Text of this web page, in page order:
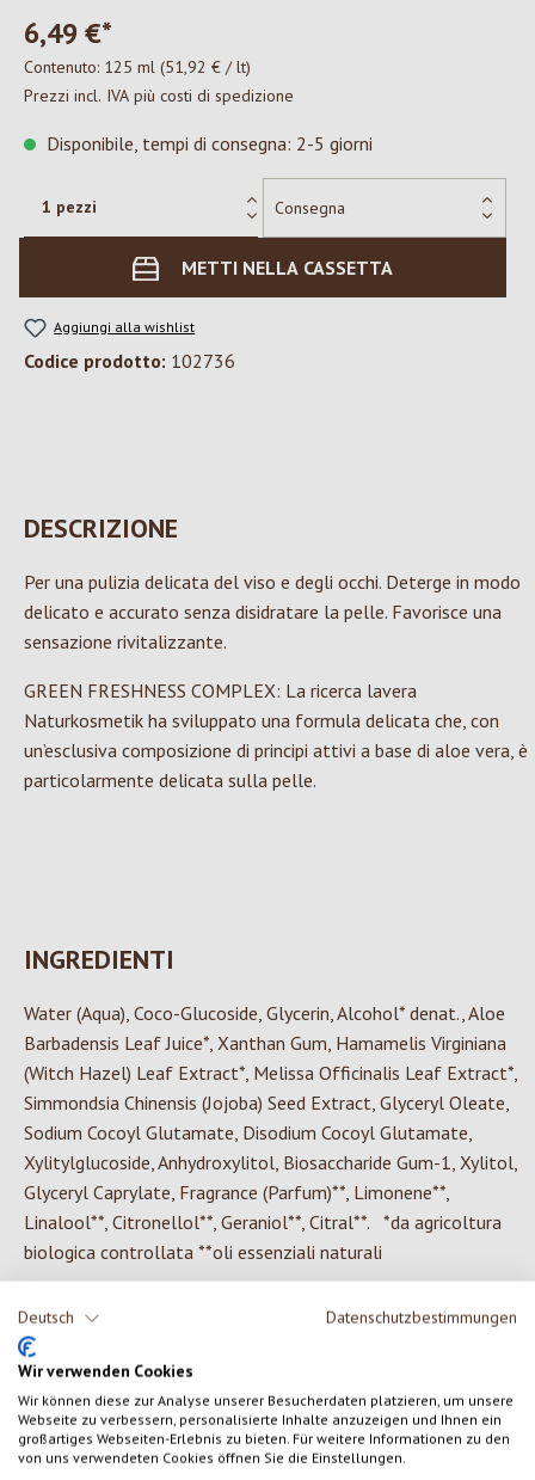
Deutsch Datenschutzbestimmungen
Wir verwenden Cookies
Wir können diese zur Analyse unserer Besucherdaten platzieren, um unsere
Webseite zu verbessern, personalisierte Inhalte anzuzeigen und Ihnen ein
großartiges Webseiten-Erlebnis zu bieten. Für weitere Informationen zu den
von uns verwendeten Cookies öffnen Sie die Einstellungen.
6,49 €*
Contenuto: 125 ml (51,92 € / lt)
Prezzi incl. IVA più costi di spedizione
Disponibile, tempi di consegna: 2-5 giorni
METTI NELLA CASSETTA
Aggiungi alla wishlist
Codice prodotto: 102736
DESCRIZIONE
Per una pulizia delicata del viso e degli occhi. Deterge in modo
delicato e accurato senza disidratare la pelle. Favorisce una
sensazione rivitalizzante.
GREEN FRESHNESS COMPLEX: La ricerca lavera
Naturkosmetik ha sviluppato una formula delicata che, con
un’esclusiva composizione di principi attivi a base di aloe vera, è
particolarmente delicata sulla pelle.
INGREDIENTI
Water (Aqua), Coco-Glucoside, Glycerin, Alcohol* denat., Aloe
Barbadensis Leaf Juice*, Xanthan Gum, Hamamelis Virginiana
(Witch Hazel) Leaf Extract*, Melissa Officinalis Leaf Extract*,
Simmondsia Chinensis (Jojoba) Seed Extract, Glyceryl Oleate,
Sodium Cocoyl Glutamate, Disodium Cocoyl Glutamate,
Xylitylglucoside, Anhydroxylitol, Biosaccharide Gum-1, Xylitol,
Glyceryl Caprylate, Fragrance (Parfum)**, Limonene**,
Linalool**, Citronellol**, Geraniol**, Citral**. *da agricoltura
biologica controllata **oli essenziali naturali
0 di 0 valutazioni
Valutazione media di 0 su 5 stelle
Formula una valutazione!